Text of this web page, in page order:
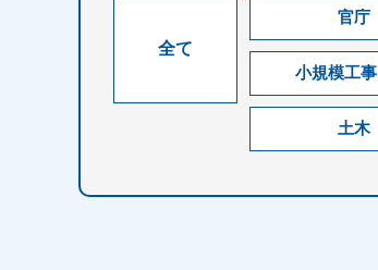
全て
官庁
小規模工事
土木